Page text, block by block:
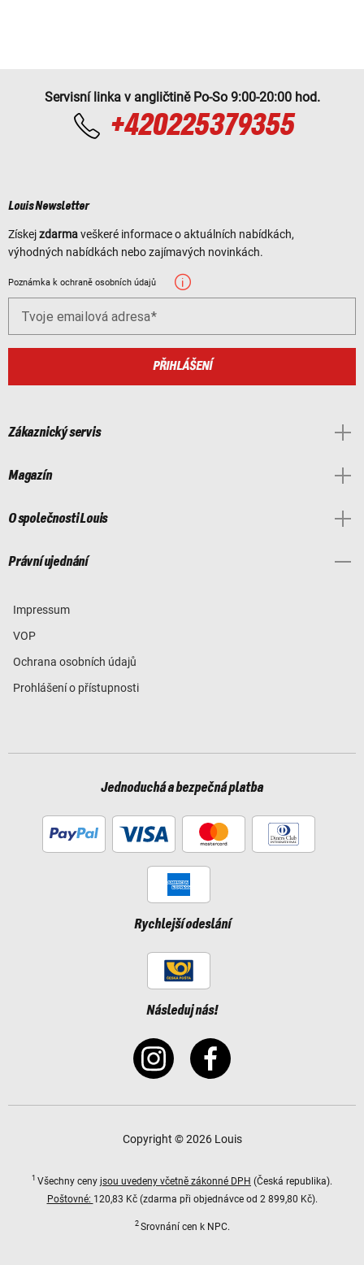
Servisní linka v angličtině Po-So 9:00-20:00 hod.
+420225379355
Louis Newsletter
Získejzdarmaveškeré informace o aktuálních nabídkách,
výhodných nabídkách nebo zajímavých novinkách.
Poznámka k ochraně osobních údajů
Tvoje emailová adresa
PŘIHLÁŠENÍ
Zákaznický servis
Magazín
O společnosti Louis
Právní ujednání
Impressum
VOP
Ochrana osobních údajů
Prohlášení o přístupnosti
Jednoduchá a bezpečná platba
Rychlejší odeslání
Následuj nás!
Copyright © 2026 Louis
1 Všechny ceny jsou uvedeny včetně zákonné DPH (Česká republika).
Poštovné: 120,83 Kč (zdarma při objednávce od 2 899,80 Kč).
2 Srovnání cen k NPC.